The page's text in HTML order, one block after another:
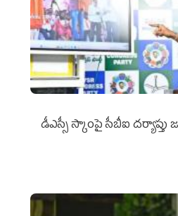
డీఎస్సీ స్కాంపై సీబీఐ దర్యాప్తు